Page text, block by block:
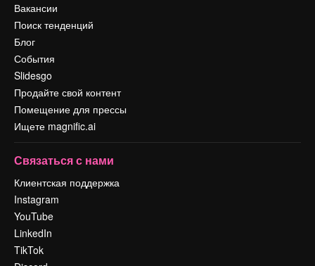
Вакансии
Поиск тенденций
Блог
События
Slidesgo
Продайте свой контент
Помещение для прессы
Ищете magnific.ai
Связаться с нами
Клиентская поддержка
Instagram
YouTube
LinkedIn
TikTok